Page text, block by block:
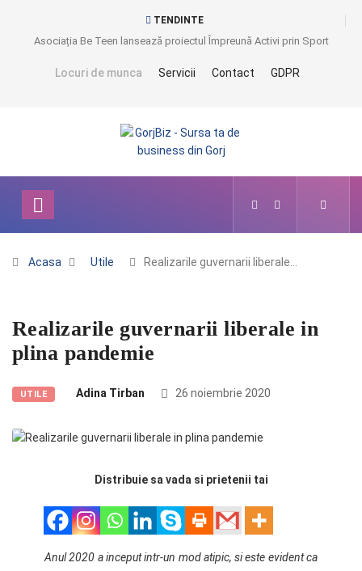
TENDINTE
Asociația Be Teen lansează proiectul Împreună Activi prin Sport
Locuri de munca Servicii Contact GDPR
Acasa Utile Realizarile guvernarii liberale…
Realizarile guvernarii liberale in
plina pandemie
UTILE Adina Tirban 26 noiembrie 2020
Distribuie sa vada si prietenii tai
Anul 2020 a inceput intr-un mod atipic, si este evident ca